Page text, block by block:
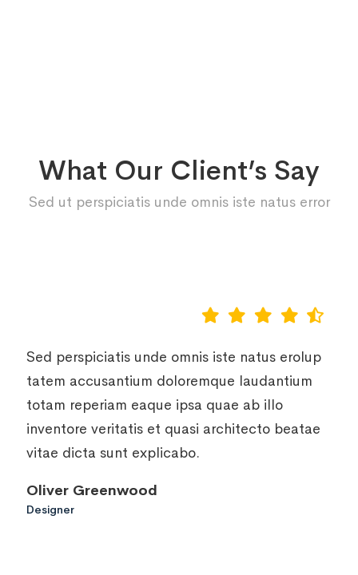
What Our Client’s Say
Sed ut perspiciatis unde omnis iste natus error
Sed perspiciatis unde omnis iste natus erolup
tatem accusantium doloremque laudantium
totam reperiam eaque ipsa quae ab illo
inventore veritatis et quasi architecto beatae
vitae dicta sunt explicabo.
Daisy Lana
Designer